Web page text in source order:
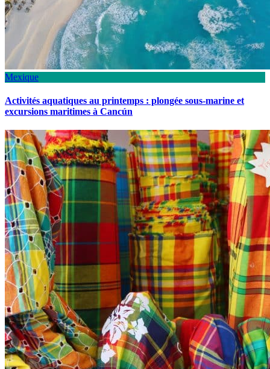
Mexique
Activités aquatiques au printemps : plongée sous-marine et
excursions maritimes à Cancún